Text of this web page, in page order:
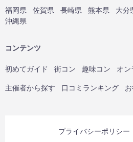
福岡県
佐賀県 長崎県 熊本県 大分
沖縄県
コンテンツ
初めてガイド 街コン 趣味コン オン
主催者から探す 口コミランキング
プライバシーポリシー